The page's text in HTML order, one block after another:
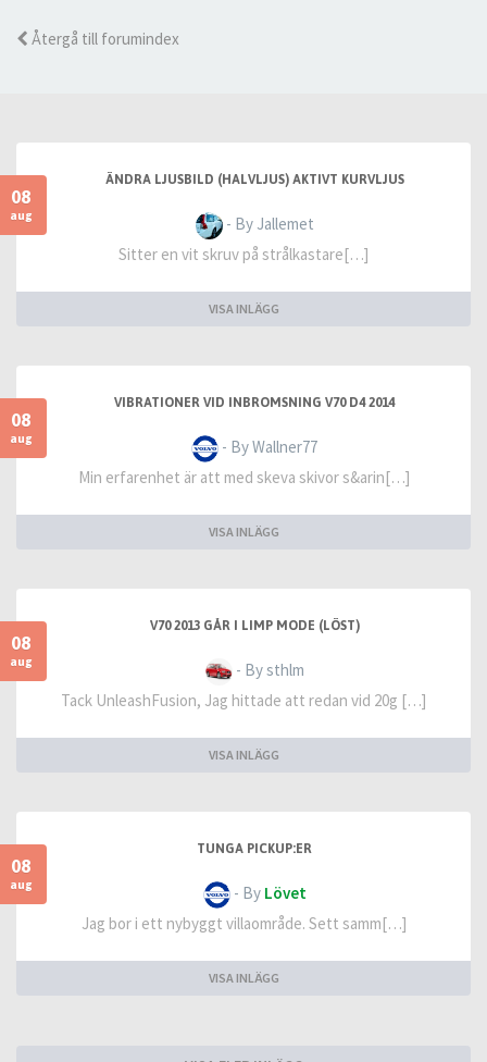
Återgå till forumindex
08
aug
ÄNDRA LJUSBILD (HALVLJUS) AKTIVT KURVLJUS
- By Jallemet
Sitter en vit skruv på strålkastare[…]
VISA INLÄGG
08
aug
VIBRATIONER VID INBROMSNING V70 D4 2014
- By Wallner77
Min erfarenhet är att med skeva skivor s&arin[…]
VISA INLÄGG
08
aug
V70 2013 GÅR I LIMP MODE (LÖST)
- By sthlm
Tack UnleashFusion, Jag hittade att redan vid 20g […]
VISA INLÄGG
08
aug
TUNGA PICKUP:ER
- By Lövet
Jag bor i ett nybyggt villaområde. Sett samm[…]
VISA INLÄGG